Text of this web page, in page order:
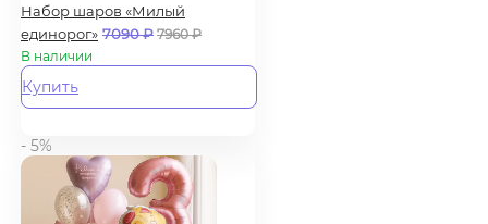
Набор шаров «Милый
единорог» 7090₽ 7960₽
В наличии
Купить
- 5%